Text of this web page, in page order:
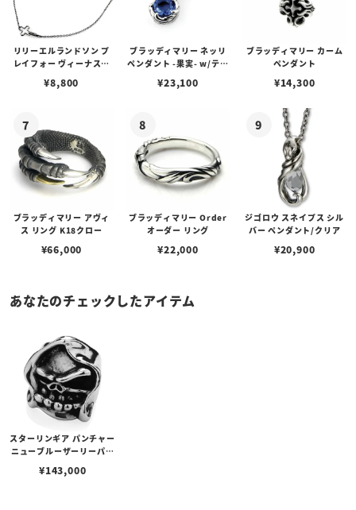
リリーエルランドソン プ
レイフォー ヴィーナスチ
¥8,800
ブラッディマリー ネッリ
ペンダント -果実- w/ティ
¥23,100
ブラッディマリー カーム
ペンダント
¥14,300
ブラッディマリー アヴィ
ス リング K18クロー
¥66,000
ブラッディマリー Order
オーダー リング
¥22,000
ジゴロウ スネイプス シル
バー ペンダント/クリア
¥20,900
あなたのチェックしたアイテム
スターリンギア パンチャー
ニューブルーザーリーパー
¥143,000